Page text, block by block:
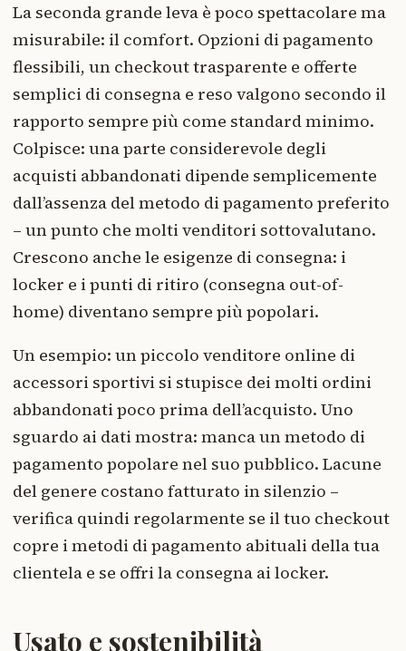
La seconda grande leva è poco spettacolare ma
misurabile: il comfort. Opzioni di pagamento
flessibili, un checkout trasparente e offerte
semplici di consegna e reso valgono secondo il
rapporto sempre più come standard minimo.
Colpisce: una parte considerevole degli
acquisti abbandonati dipende semplicemente
dall’assenza del metodo di pagamento preferito
– un punto che molti venditori sottovalutano.
Crescono anche le esigenze di consegna: i
locker e i punti di ritiro (consegna out-of-
home) diventano sempre più popolari.
Un esempio: un piccolo venditore online di
accessori sportivi si stupisce dei molti ordini
abbandonati poco prima dell’acquisto. Uno
sguardo ai dati mostra: manca un metodo di
pagamento popolare nel suo pubblico. Lacune
del genere costano fatturato in silenzio –
verifica quindi regolarmente se il tuo checkout
copre i metodi di pagamento abituali della tua
clientela e se offri la consegna ai locker.
Usato e sostenibilità